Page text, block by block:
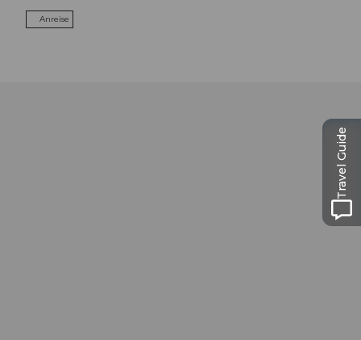
Anreise
Travel Guide